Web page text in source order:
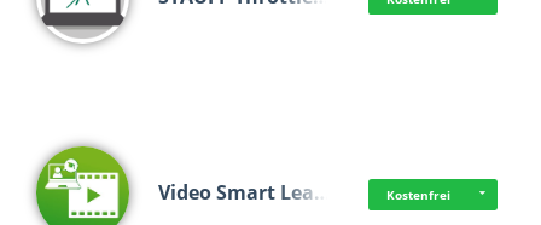
Video Smart Lea… Kostenfrei